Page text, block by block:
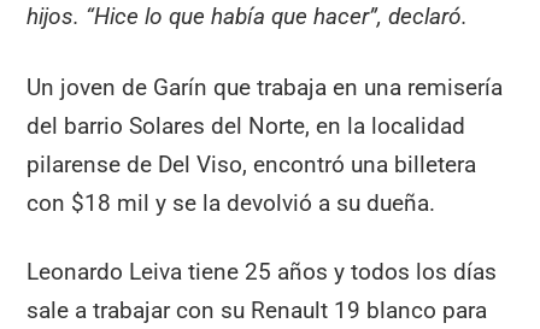
hijos. “Hice lo que había que hacer”, declaró.
Un joven de Garín que trabaja en una remisería
del barrio Solares del Norte, en la localidad
pilarense de Del Viso, encontró una billetera
con $18 mil y se la devolvió a su dueña.
Leonardo Leiva tiene 25 años y todos los días
sale a trabajar con su Renault 19 blanco para